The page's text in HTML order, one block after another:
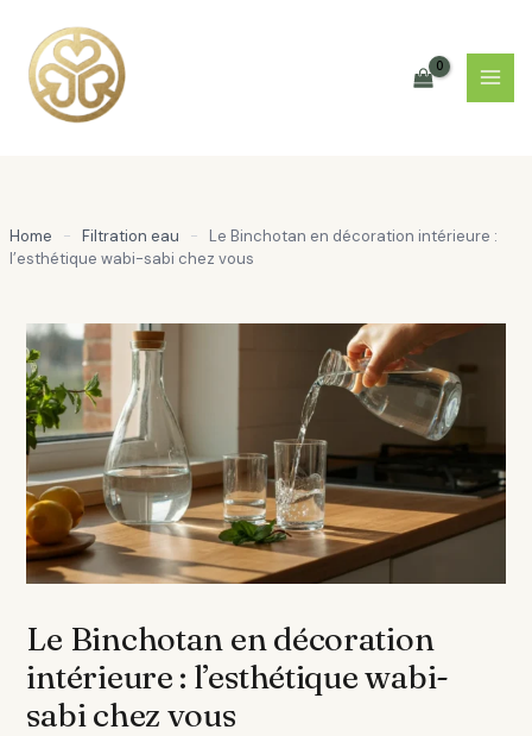
contenu
Home - Filtration eau -
Le Binchotan en décoration intérieure :
l’esthétique wabi-sabi chez vous
Le Binchotan en décoration
intérieure : l’esthétique wabi-
sabi chez vous